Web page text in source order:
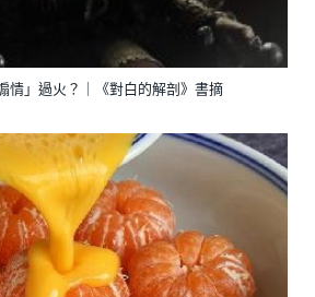
情」過火？｜《對白的解剖》書摘